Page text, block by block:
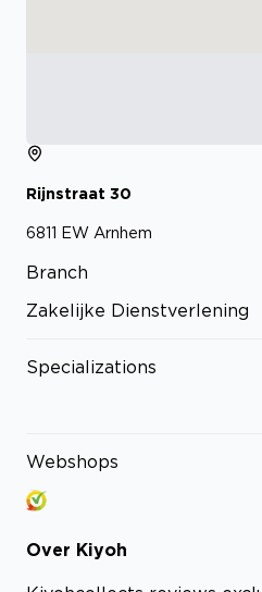
Rijnstraat 30
6811 EW Arnhem
Branch
Zakelijke Dienstverlening
Specializations
Webshops
Over Kiyoh